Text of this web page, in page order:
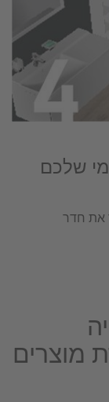
שלכם
את חדר
מוצרים